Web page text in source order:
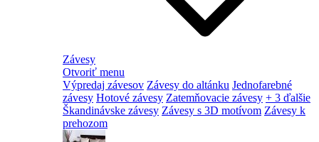
Závesy
Otvoriť menu
Výpredaj závesov Závesy do altánku Jednofarebné
závesy Hotové závesy Zatemňovacie závesy + 3 ďalšie
Škandinávske závesy Závesy s 3D motívom Závesy k
prehozom